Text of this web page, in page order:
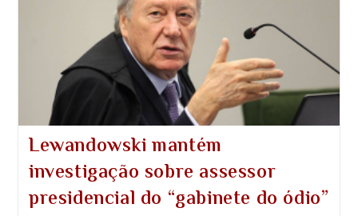
Lewandowski mantém
investigação sobre assessor
presidencial do “gabinete do ódio”